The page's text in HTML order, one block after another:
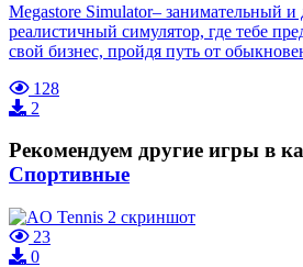
Megastore Simulator– занимательный и
реалистичный симулятор, где тебе
свой бизнес, пройдя путь от
128
2
Рекомендуем другие игры в
Спортивные
23
0